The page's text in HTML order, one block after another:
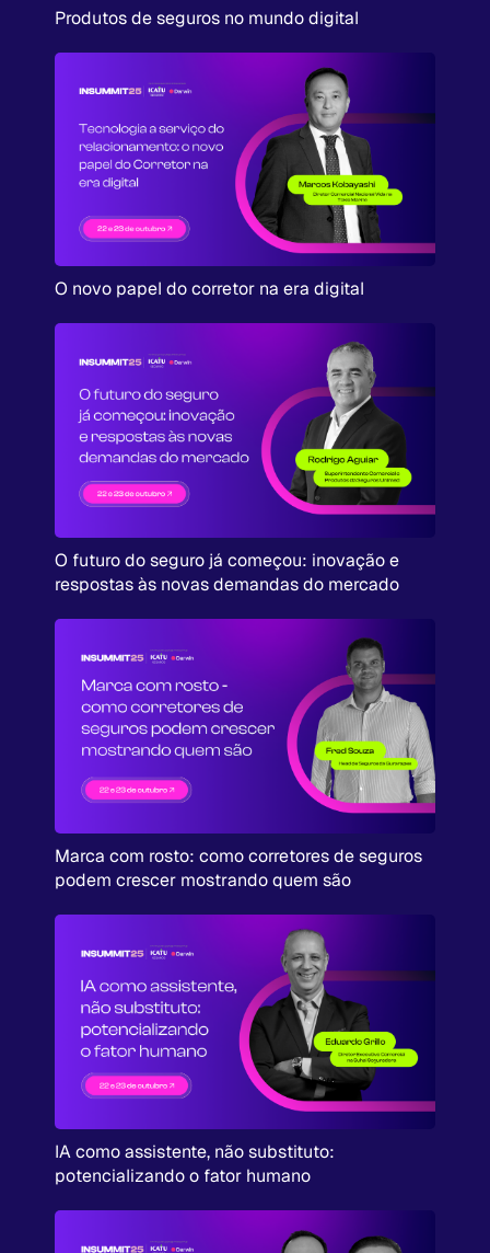
Produtos de seguros no mundo digital
O novo papel do corretor na era digital
O futuro do seguro já começou: inovação e
respostas às novas demandas do mercado
Marca com rosto: como corretores de seguros
podem crescer mostrando quem são
IA como assistente, não substituto:
potencializando o fator humano